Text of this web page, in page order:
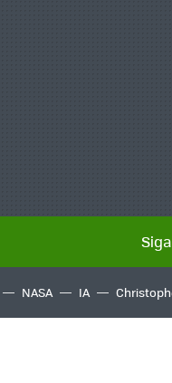
NASA IA